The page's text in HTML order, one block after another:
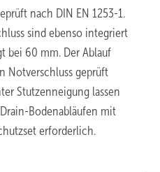
nach DIN EN 1253-1.
sind ebenso integriert
bei 60 mm. Der Ablauf
Notverschluss geprüft
Stutzenneigung lassen
Bodenabläufen mit
erforderlich.